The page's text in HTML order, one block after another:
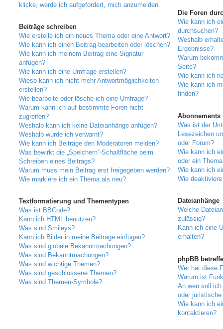
klicke, werde ich aufgefordert, mich anzumelden.
Beiträge schreiben
Wie erstelle ich ein neues Thema oder eine Antwort?
Wie kann ich einen Beitrag bearbeiten oder löschen?
Wie kann ich meinem Beitrag eine Signatur
anfügen?
Wie kann ich eine Umfrage erstellen?
Wieso kann ich nicht mehr Antwortmöglichkeiten
erstellen?
Wie bearbeite oder lösche ich eine Umfrage?
Warum kann ich auf bestimmte Foren nicht
zugreifen?
Weshalb kann ich keine Dateianhänge anfügen?
Weshalb wurde ich verwarnt?
Wie kann ich Beiträge den Moderatoren melden?
Was bewirkt die „Speichern“-Schaltfläche beim
Schreiben eines Beitrags?
Warum muss mein Beitrag erst freigegeben werden?
Wie markiere ich ein Thema als neu?
Textformatierung und Thementypen
Was ist BBCode?
Kann ich HTML benutzen?
Was sind Smileys?
Kann ich Bilder in meine Beiträge einfügen?
Was sind globale Bekanntmachungen?
Was sind Bekanntmachungen?
Was sind wichtige Themen?
Was sind geschlossene Themen?
Was sind Themen-Symbole?
Die Foren
Wie kann ich
durchsuchen?
Weshalb
Ergebnisse?
Warum
Seite?
Wie kann ich
Wie kann ich
finden?
Abonnements
Was ist der
Lesezeichen
oder Forum?
Wie kann ich
oder ein
Wie kann ich
Wie
Dateianhänge
Welche
zulässig?
Kann ich eine
erhalten?
phpBB
Wer hat diese
Warum ist
An wen soll
oder
Wie kann ich
kontaktieren?